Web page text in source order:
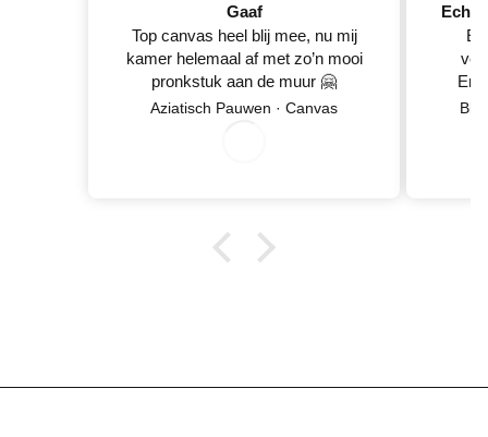
Gaaf
Top canvas heel blij mee, nu mij
kamer helemaal af met zo’n mooi
pronkstuk aan de muur 🤗
Aziatisch Pauwen · Canvas
8
/
5
2
0
2
En